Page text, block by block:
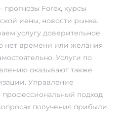
Forex, курсы
иены, новости рынка.
услугу доверительное
нет времени или желания
Услуги по
оказывают также
Управление
профессиональный подход
получения прибыли.